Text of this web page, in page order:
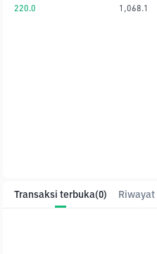
220.0
1,068.1
Transaksi terbuka(0) Riwayat